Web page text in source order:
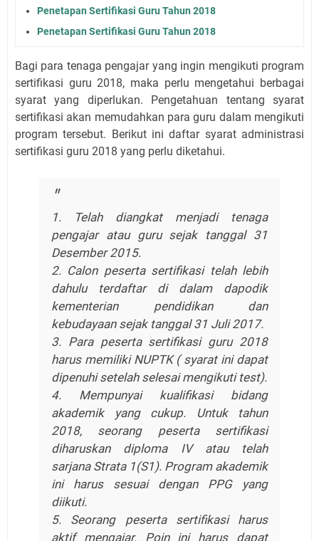
Penetapan Sertifikasi Guru Tahun 2018
Penetapan Sertifikasi Guru Tahun 2018
Bagi para tenaga pengajar yang ingin mengikuti program
sertifikasi guru 2018, maka perlu mengetahui berbagai
syarat yang diperlukan. Pengetahuan tentang syarat
sertifikasi akan memudahkan para guru dalam mengikuti
program tersebut. Berikut ini daftar syarat administrasi
sertifikasi guru 2018 yang perlu diketahui.
1. Telah diangkat menjadi tenaga
pengajar atau guru sejak tanggal 31
Desember 2015.
2. Calon peserta sertifikasi telah lebih
dahulu terdaftar di dalam dapodik
kementerian pendidikan dan
kebudayaan sejak tanggal 31 Juli 2017.
3. Para peserta sertifikasi guru 2018
harus memiliki NUPTK ( syarat ini dapat
dipenuhi setelah selesai mengikuti test).
4. Mempunyai kualifikasi bidang
akademik yang cukup. Untuk tahun
2018, seorang peserta sertifikasi
diharuskan diploma IV atau telah
sarjana Strata 1(S1). Program akademik
ini harus sesuai dengan PPG yang
diikuti.
5. Seorang peserta sertifikasi harus
aktif mengajar. Poin ini harus dapat